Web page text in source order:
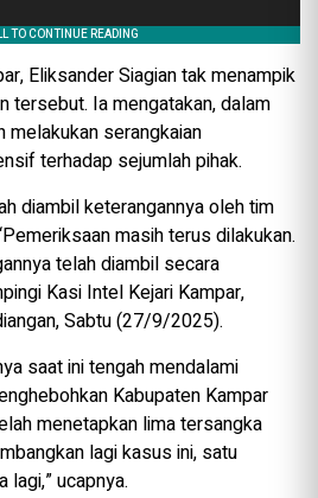
Eliksander Siagian tak menampik
tersebut. Ia mengatakan, dalam
melakukan serangkaian
terhadap sejumlah pihak.
diambil keterangannya oleh tim
masih terus dilakukan.
telah diambil secara
Kasi Intel Kejari Kampar,
Sabtu (27/9/2025).
saat ini tengah mendalami
Kabupaten Kampar
menetapkan lima tersangka
lagi kasus ini, satu
ucapnya.